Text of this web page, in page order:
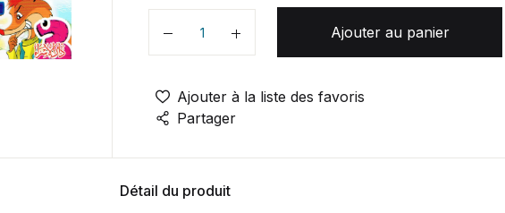
Quantité
Ajouter au panier
Ajouter à la liste des favoris
Partager
Détail du produit